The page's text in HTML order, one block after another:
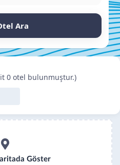
Ara
0 otel bulunmuştur.)
Göster